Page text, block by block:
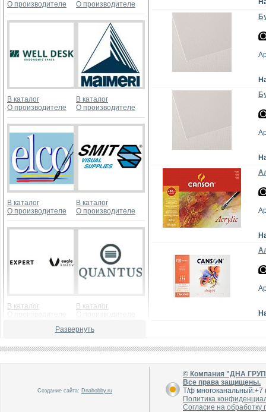
О производителе
О производителе
В каталог
О производителе
В каталог
О производителе
В каталог
О производителе
В каталог
О производителе
В каталог
О производителе
В каталог
О производителе
Развернуть
Создание сайта: Dnahobby.ru
© Компания "ДНА
Все права защищены.
Т/ф
Политика
Согласие на